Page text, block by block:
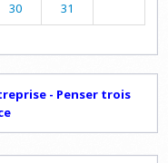
30
31
- Penser trois